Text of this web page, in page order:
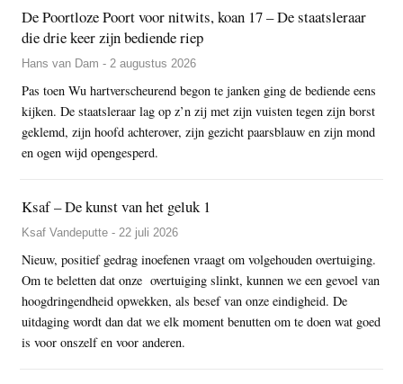
De Poortloze Poort voor nitwits, koan 17 – De staatsleraar
die drie keer zijn bediende riep
Hans van Dam - 2 augustus 2026
Pas toen Wu hartverscheurend begon te janken ging de bediende eens
kijken. De staatsleraar lag op z’n zij met zijn vuisten tegen zijn borst
geklemd, zijn hoofd achterover, zijn gezicht paarsblauw en zijn mond
en ogen wijd opengesperd.
Ksaf – De kunst van het geluk 1
Ksaf Vandeputte - 22 juli 2026
Nieuw, positief gedrag inoefenen vraagt om volgehouden overtuiging.
Om te beletten dat onze overtuiging slinkt, kunnen we een gevoel van
hoogdringendheid opwekken, als besef van onze eindigheid. De
uitdaging wordt dan dat we elk moment benutten om te doen wat goed
is voor onszelf en voor anderen.